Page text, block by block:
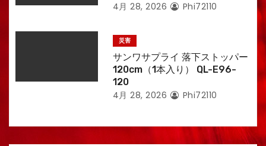
4月 28, 2026 Phi72110
災害
サンワサプライ 落下ストッパー
120cm（1本入り） QL-E96-
120
4月 28, 2026 Phi72110